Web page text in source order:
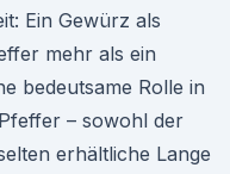
Ein Gewürz als
mehr als ein
bedeutsame Rolle in
– sowohl der
erhältliche Lange